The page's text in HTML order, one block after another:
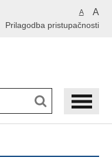
A A
Prilagodba pristupačnosti